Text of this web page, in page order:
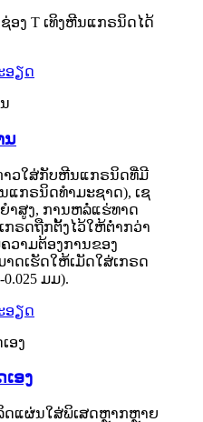
ອງ T ເທິງຫີນແກຣນິດໄດ້
ອຽດ
ນ
າວໃສ່ກັບຫີນແກຣນິດທີ່ມີ
ແກຣນິດທໍາມະຊາດ), ເຊ
າສູງ, ການຫລໍ່ແຮ່ທາດ
ກຣດຖືກຕັ້ງໄວ້ໃຫ້ຕ່ຳກວ່າ
ວາມຕ້ອງການຂອງ
າດເຮັດໃຫ້ເມັດໃສ່ເກຣດ
ມມ).
ອຽດ
ອງ
ດແຜ່ນໃສ່ພິເສດຫຼາກຫຼາຍ